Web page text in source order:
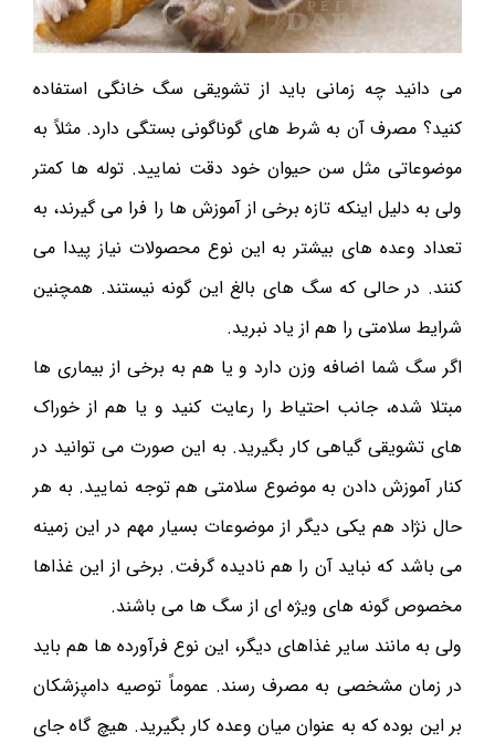
می دانید چه زمانی باید از تشویقی سگ خانگی استفاده
کنید؟ مصرف آن به شرط های گوناگونی بستگی دارد. مثلاً به
موضوعاتی مثل سن حیوان خود دقت نمایید. توله ها کمتر
ولی به دلیل اینکه تازه برخی از آموزش ها را فرا می‌ گیرند، به
تعداد وعده های بیشتر به این نوع محصولات نیاز پیدا می
کنند. در حالی که سگ های بالغ این گونه‌ نیستند. همچنین
شرایط سلامتی را هم از یاد نبرید.
اگر سگ شما اضافه وزن دارد و یا هم به برخی از بیماری ها
مبتلا شده، جانب احتیاط را رعایت کنید و یا هم از خوراک
های تشویقی گیاهی کار بگیرید. به این صورت می توانید در
کنار آموزش دادن به موضوع سلامتی هم توجه نمایید. به هر
حال نژاد هم یکی دیگر از موضوعات بسیار مهم در این زمینه
می باشد که نباید آن را هم نادیده گرفت. برخی از این غذاها
مخصوص گونه های ویژه ای از سگ ها می باشند.
ولی به مانند سایر غذاهای دیگر، این نوع فرآورده ها هم باید
در زمان مشخصی به مصرف رسند. عموماً توصیه دامپزشکان
بر این بوده که به عنوان میان وعده کار بگیرید. هیچ گاه‌ جای